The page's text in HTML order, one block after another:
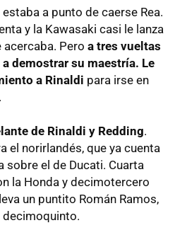
a punto de caerse Rea.
y la Kawasaki casi le lanza
acercaba. Pero a tres vueltas
demostrar su maestría. Le
a Rinaldi para irse en
de Rinaldi y Redding.
el norirlandés, que ya cuenta
sobre el de Ducati. Cuarta
la Honda y decimotercero
un puntito Román Ramos,
decimoquinto.